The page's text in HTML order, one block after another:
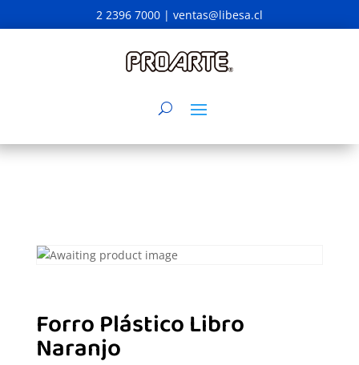
2 2396 7000 | ventas@libesa.cl
Forro Plástico Libro
Naranjo